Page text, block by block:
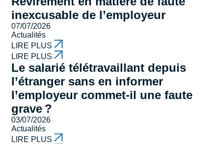
inexcusable de l’employeur
07/07/2026
Actualités
LIRE PLUS
LIRE PLUS
Le salarié télétravaillant depuis
l’étranger sans en informer
l’employeur commet-il une faute
grave ?
03/07/2026
Actualités
LIRE PLUS